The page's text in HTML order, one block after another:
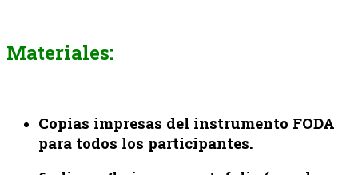
Materiales:
Copias impresas del instrumento FODA
para todos los participantes.